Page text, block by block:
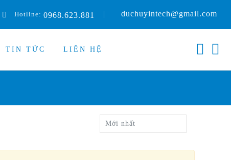
Hotline: 0968.623.881 duchuyintech@gmail.com
TIN TỨC LIÊN HỆ
Mới nhất